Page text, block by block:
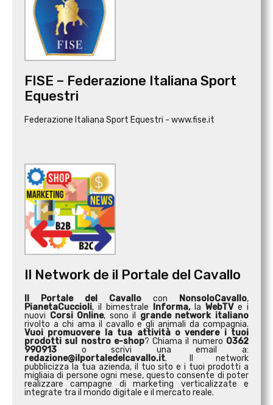
FISE – Federazione Italiana Sport
Equestri
Federazione Italiana Sport Equestri - www.fise.it
Il Network de il Portale del Cavallo
Il Portale del Cavallo con NonsoloCavallo,
PianetaCuccioli, il bimestrale Informa,laWebTVe i
nuovi Corsi Online, sono il grande network italiano
rivolto a chi ama il cavallo e gli animali da compagnia.
Vuoi promuovere la tua attività ovendere i tuoi
prodotti sul nostro e-shop? Chiama il numero 0362
990913 o scrivi una email a:
redazione@ilportaledelcavallo.it. Il network
pubblicizza la tua azienda, il tuo sito e i tuoi prodotti a
migliaia di persone ogni mese, questo consente di poter
realizzare campagne di marketing verticalizzate e
integrate tra il mondo digitale e il mercato reale.